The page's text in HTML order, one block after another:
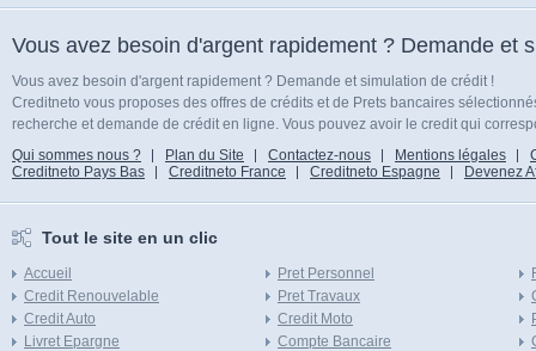
Vous avez besoin d'argent rapidement ? Demande et
Vous avez besoin d'argent rapidement ? Demande et simulation de crédit !
Creditneto vous proposes des offres de crédits et de Prets bancaires
recherche et demande de crédit en ligne. Vous pouvez avoir le credit qui
Qui sommes nous ?
Plan du Site Contactez-nous Mentions légales
Creditneto Pays Bas
Creditneto France Creditneto Espagne Devenez
Tout le site en un clic
Accueil
Credit Renouvelable
Credit Auto
Livret Epargne
Pret Personnel
Pret Travaux
Credit Moto
Compte Bancaire